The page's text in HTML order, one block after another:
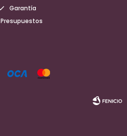
Garantía
Presupuestos